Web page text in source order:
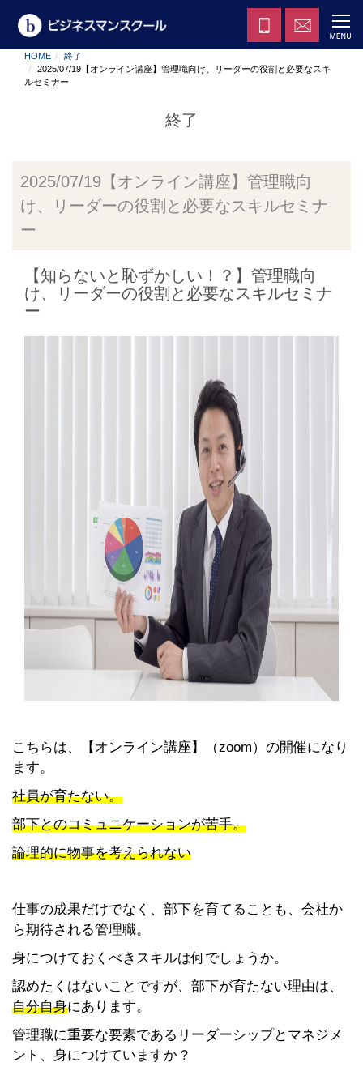
HOME
終了
2025/07/19【オンライン講座】管理職向け、リーダーの役割と必要なスキ
ルセミナー
終了
2025/07/19【オンライン講座】管理職向
け、リーダーの役割と必要なスキルセミナ
ー
【知らないと恥ずかしい！？】管理職向
け、リーダーの役割と必要なスキルセミナ
ー
こちらは、【オンライン講座】（zoom）の開催になり
ます。
社員が育たない。
部下とのコミュニケーションが苦手。
論理的に物事を考えられない
仕事の成果だけでなく、部下を育てることも、会社か
ら期待される管理職。
身につけておくべきスキルは何でしょうか。
認めたくはないことですが、部下が育たない理由は、
自分自身にあります。
管理職に重要な要素であるリーダーシップとマネジメ
ント、身につけていますか？